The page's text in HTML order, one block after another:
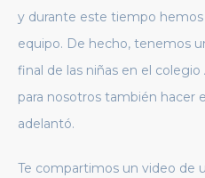
y durante este tiempo
equipo. De hecho, tenemos
final de las niñas en el
para nosotros también hacer
adelantó.
Te compartimos un video de